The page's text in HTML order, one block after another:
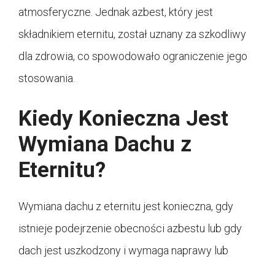
atmosferyczne. Jednak azbest, który jest
składnikiem eternitu, został uznany za szkodliwy
dla zdrowia, co spowodowało ograniczenie jego
stosowania.
Kiedy Konieczna Jest
Wymiana Dachu z
Eternitu?
Wymiana dachu z eternitu jest konieczna, gdy
istnieje podejrzenie obecności azbestu lub gdy
dach jest uszkodzony i wymaga naprawy lub